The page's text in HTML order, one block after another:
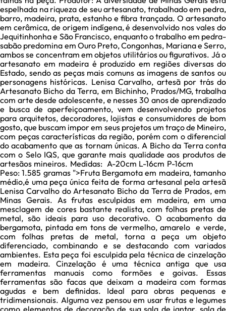
espelhada na riqueza de seu artesanato, trabalhado em pedra,
barro, madeira, prata, estanho e fibra trançada. O artesanato
em cerâmica, de origem indígena, é desenvolvido nos vales do
Jequitinhonha e São Francisco, enquanto o trabalho em pedra-
sabão predomina em Ouro Preto, Congonhas, Mariana e Serro,
ambos se concentram em objetos utilitários ou figurativos. Já o
artesanato em madeira é produzido em regiões diversas do
Estado, sendo as peças mais comuns as imagens de santos ou
personagens históricas. Lenisa Carvalho, artesã por trás do
Artesanato Bicho da Terra, em Bichinho, Prados/MG, trabalha
com arte desde adolescente, e nesses 30 anos de aprendizado
e busca de aperfeiçoamento, vem desenvolvendo projetos
para arquitetos, decoradores, lojistas e consumidores de bom
gosto, que buscam impor em seus projetos um traço de Mineiro,
com peças características da região, porém com o diferencial
do acabamento que as tornam únicas. A Bicho da Terra conta
com o Selo IQS, que garante mais qualidade aos produtos de
artesãos mineiros. Medidas: A-20cm L-16cm P-16cm
Peso: 1.585 gramas ">Fruta Bergamota em madeira, tamanho
médio,é uma peça única feita de forma artesanal pela artesã
Lenisa Carvalho do Artesanato Bicho da Terra de Prados, em
Minas Gerais. As frutas esculpidas em madeira, em uma
mesclagem de cores bastante realista, com folhas pretas de
metal, são ideais para uso decorativo. O acabamento da
bergamota, pintada em tons de vermelho, amarelo e verde,
com folhas pretas de metal, torna a peça um objeto
diferenciado, combinando e se destacando com variados
ambientes. Esta peça foi esculpida pela técnica de cinzelação
em madeira. Cinzelação é uma técnica antiga que usa
ferramentas manuais como formões e goivas. Essas
ferramentas são facas que deixam a madeira com formas
agudas e bem definidas. Ideal para obras pequenas e
tridimensionais. Alguma vez pensou em usar frutas e legumes
como elementos de decoração de sua sala de jantar, sala de